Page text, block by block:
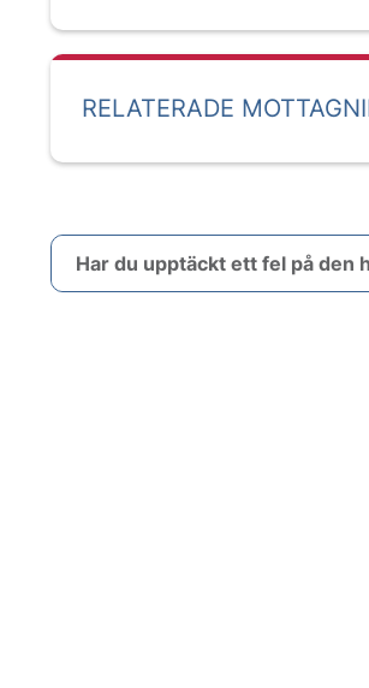
RELATERADE
Har du upptäckt ett fel på den